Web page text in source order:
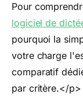
Pour
logiciel de
pourquoi la
votre charge
comparatif
par critère.</p>